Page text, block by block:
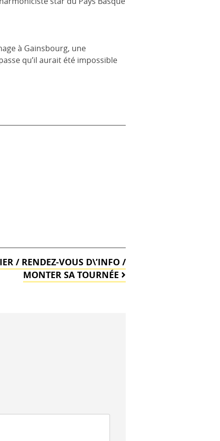
à Gainsbourg, une
qu’il aurait été impossible
/ RENDEZ-VOUS D\’INFO /
MONTER SA TOURNÉE